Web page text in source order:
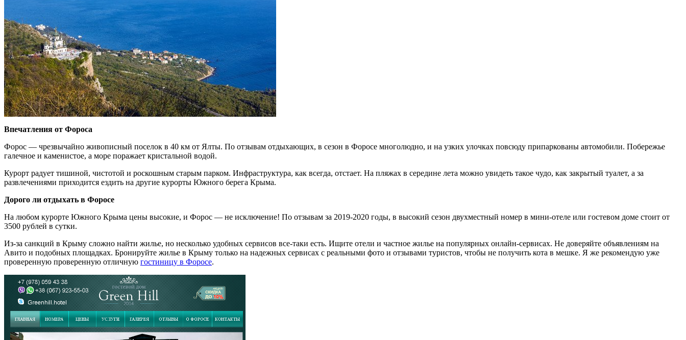
Впечатления от Фороса
Форос — чрезвычайно живописный поселок в 40 км от Ялты. По отзывам отдыхающих, в сезон в Форосе многолюдно, и на узких улочках повсюду припаркованы автомобили. Побережье
галечное и каменистое, а море поражает кристальной водой.
Курорт радует тишиной, чистотой и роскошным старым парком. Инфраструктура, как всегда, отстает. На пляжах в середине лета можно увидеть такое чудо, как закрытый туалет, а за
развлечениями приходится ездить на другие курорты Южного берега Крыма.
Дорого ли отдыхать в Форосе
На любом курорте Южного Крыма цены высокие, и Форос — не исключение! По отзывам за 2019-2020 годы, в высокий сезон двухместный номер в мини-отеле или гостевом доме стоит от
3500 рублей в сутки.
Из-за санкций в Крыму сложно найти жилье, но несколько удобных сервисов все-таки есть. Ищите отели и частное жилье на популярных онлайн-сервисах. Не доверяйте объявлениям на
Авито и подобных площадках. Бронируйте жилье в Крыму только на надежных сервисах с реальными фото и отзывами туристов, чтобы не получить кота в мешке. Я же рекомендую уже
проверенную проверенную отличную гостиницу в Форосе.